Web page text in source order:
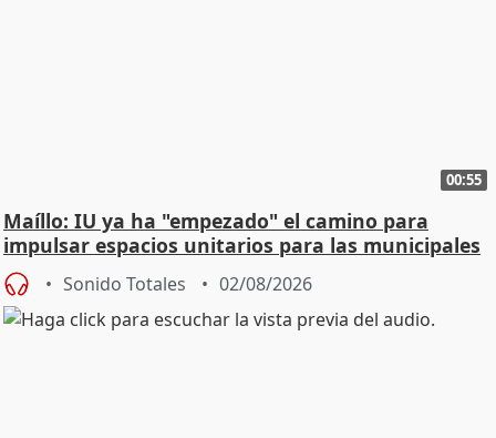
00:55
Maíllo: IU ya ha "empezado" el camino para
impulsar espacios unitarios para las municipales
Sonido Totales 02/08/2026